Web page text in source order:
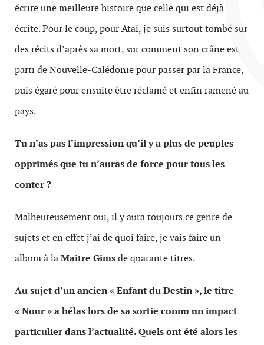
écrire une meilleure histoire que celle qui est déjà
écrite. Pour le coup, pour Ataï, je suis surtout tombé sur
des récits d’après sa mort, sur comment son crâne est
parti de Nouvelle-Calédonie pour passer par la France,
puis égaré pour ensuite être réclamé et enfin ramené au
pays.
Tu n’as pas l’impression qu’il y a plus de peuples
opprimés que tu n’auras de force pour tous les
conter ?
Malheureusement oui, il y aura toujours ce genre de
sujets et en effet j’ai de quoi faire, je vais faire un
album à laMaitre Gimsde quarante titres.
Au sujet d’un ancien « Enfant du Destin », le titre
« Nour » a hélas lors de sa sortie connu un impact
particulier dans l’actualité.Quels ont été alors les